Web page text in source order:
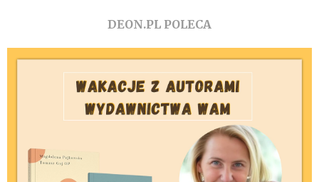
DEON.PL POLECA